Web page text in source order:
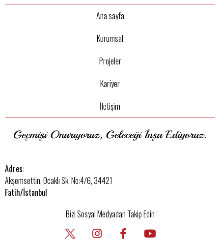
Ana sayfa
Kurumsal
Projeler
Kariyer
İletişim
Adres:
Akşemsettin, Ocaklı Sk. No:4/6, 34421
Fatih/İstanbul
Bizi Sosyal Medyadan Takip Edin